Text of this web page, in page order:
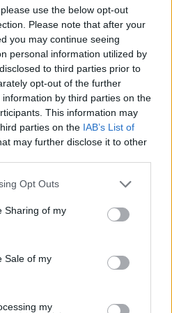
use the below opt-out
Please note that after your
you may continue seeing
personal information utilized by
to third parties prior to
opt-out of the further
by third parties on the
This information may
parties on the IAB’s List of
may further disclose it to other
Opt Outs
Sharing of my
Sale of my
my
колку е скапо кога
кон кој САД досега се